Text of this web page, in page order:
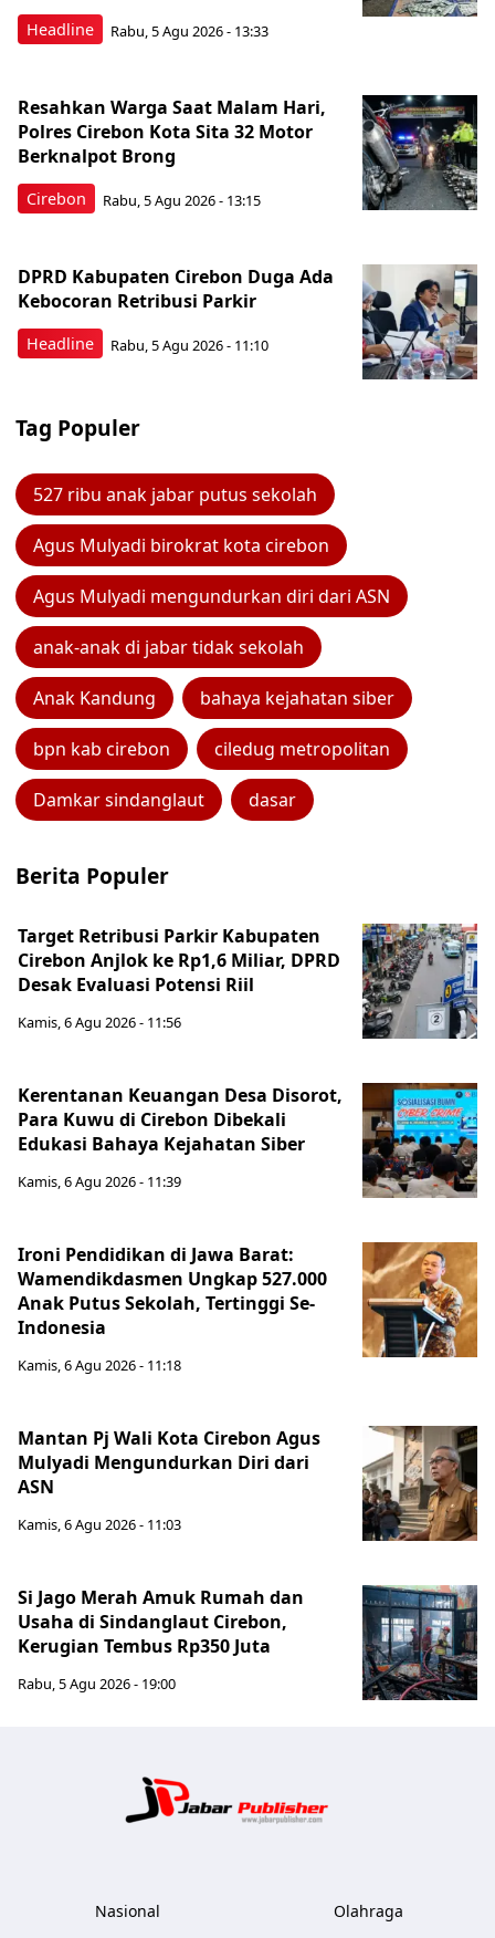
Headline Rabu, 5 Agu 2026 - 13:33
Cirebon
Resahkan Warga Saat Malam Hari,
Polres Cirebon Kota Sita 32 Motor
Berknalpot Brong
Rabu, 5 Agu 2026 - 13:15
Headline
DPRD Kabupaten Cirebon Duga Ada
Kebocoran Retribusi Parkir
Rabu, 5 Agu 2026 - 11:10
Tag Populer
527 ribu anak jabar putus sekolah
Agus Mulyadi birokrat kota cirebon
Agus Mulyadi mengundurkan diri dari ASN
anak-anak di jabar tidak sekolah
Anak Kandung bahaya kejahatan siber
bpn kab cirebon ciledug metropolitan
Damkar sindanglaut dasar
Berita Populer
Target Retribusi Parkir Kabupaten
Cirebon Anjlok ke Rp1,6 Miliar, DPRD
Desak Evaluasi Potensi Riil
Kamis, 6 Agu 2026 - 11:56
Kerentanan Keuangan Desa Disorot,
Para Kuwu di Cirebon Dibekali
Edukasi Bahaya Kejahatan Siber
Kamis, 6 Agu 2026 - 11:39
Ironi Pendidikan di Jawa Barat:
Wamendikdasmen Ungkap 527.000
Anak Putus Sekolah, Tertinggi Se-
Indonesia
Kamis, 6 Agu 2026 - 11:18
Mantan Pj Wali Kota Cirebon Agus
Mulyadi Mengundurkan Diri dari
ASN
Kamis, 6 Agu 2026 - 11:03
Si Jago Merah Amuk Rumah dan
Usaha di Sindanglaut Cirebon,
Kerugian Tembus Rp350 Juta
Rabu, 5 Agu 2026 - 19:00
Nasional Olahraga